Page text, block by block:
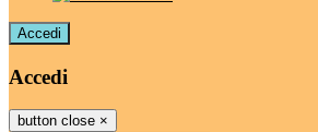
Accedi
Accedi
button close ×